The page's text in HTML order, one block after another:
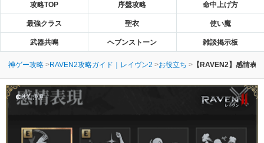
攻略TOP 序盤攻略 命中上げ方
最強クラス 聖衣 使い魔
武器共鳴 ヘブンストーン 雑談掲示板
神ゲー攻略 RAVEN2攻略ガイド｜レイヴン2 お役立ち 【RAVEN2】感情表